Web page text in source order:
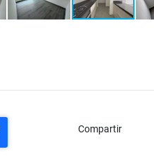
Compartir